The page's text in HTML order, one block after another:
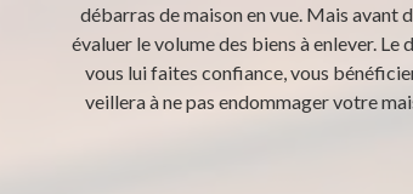
débarras de maison en vue. Mais avant
évaluer le volume des biens à enlever. Le
vous lui faites confiance, vous
veillera à ne pas endommager votre